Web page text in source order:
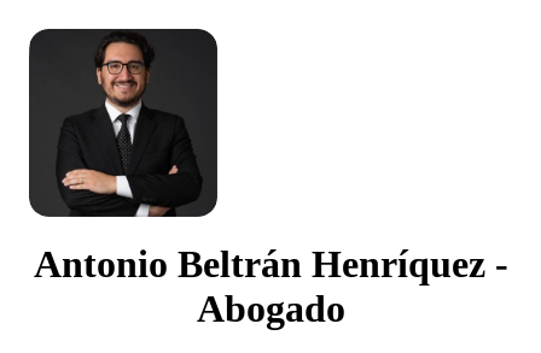
Antonio Beltrán Henríquez -
Abogado